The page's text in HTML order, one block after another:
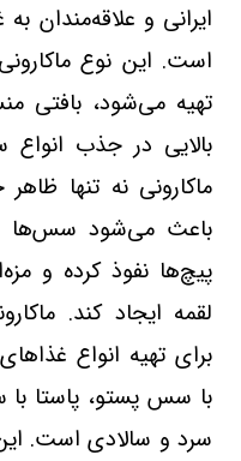
ایرانی و علاقه‌مندان
است. این نوع
تهیه می‌شود، بافتی
بالایی در جذب
ماکارونی نه تنها
باعث می‌شود سس‌ها
پیچ‌ها نفوذ کرده و
لقمه ایجاد کند.
برای تهیه انواع
با سس پستو، پاستا
سرد و سالادی است.